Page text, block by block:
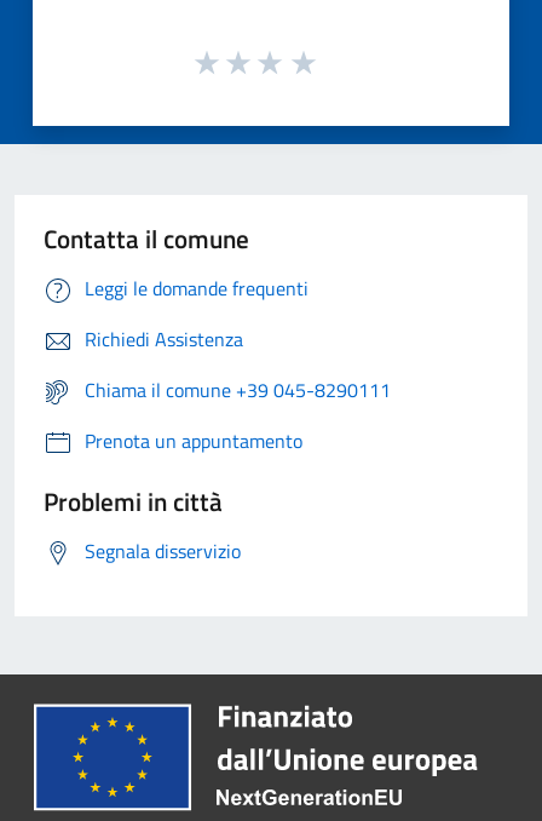
Contatta il comune
Leggi le domande frequenti
Richiedi Assistenza
Chiama il comune +39 045-8290111
Prenota un appuntamento
Problemi in città
Segnala disservizio